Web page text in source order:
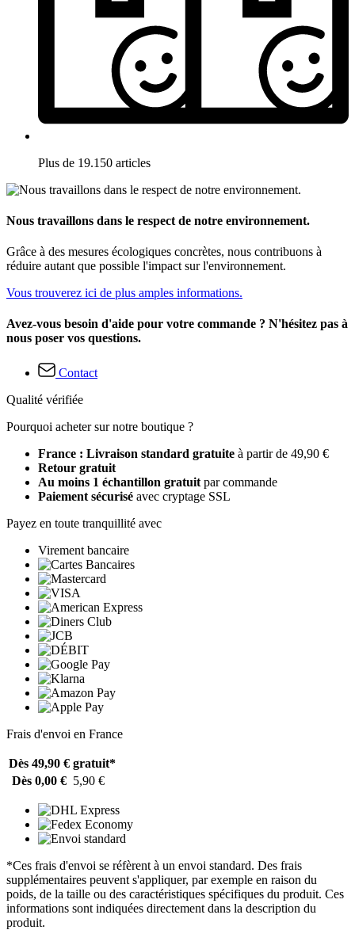
Plus de 19.150 articles
Nous travaillons dans le respect de notre environnement.
Grâce à des mesures écologiques concrètes, nous contribuons à
réduire autant que possible l'impact sur l'environnement.
Vous trouverez ici de plus amples informations.
Avez-vous besoin d'aide pour votre commande ? N'hésitez pas à
nous poser vos questions.
Contact
Qualité vérifiée
Pourquoi acheter sur notre boutique ?
France : Livraison standard gratuite à partir de 49,90 €
Retour gratuit
Au moins 1 échantillon gratuit par commande
Paiement sécurisé avec cryptage SSL
Payez en toute tranquillité avec
Virement bancaire
Frais d'envoi en France
Dès 49,90 € gratuit*
Dès 0,00 € 5,90 €
*Ces frais d'envoi se réfèrent à un envoi standard. Des frais
supplémentaires peuvent s'appliquer, par exemple en raison du
poids, de la taille ou des caractéristiques spécifiques du produit. Ces
informations sont indiquées directement dans la description du
produit.